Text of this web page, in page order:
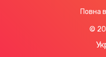
Повна
©